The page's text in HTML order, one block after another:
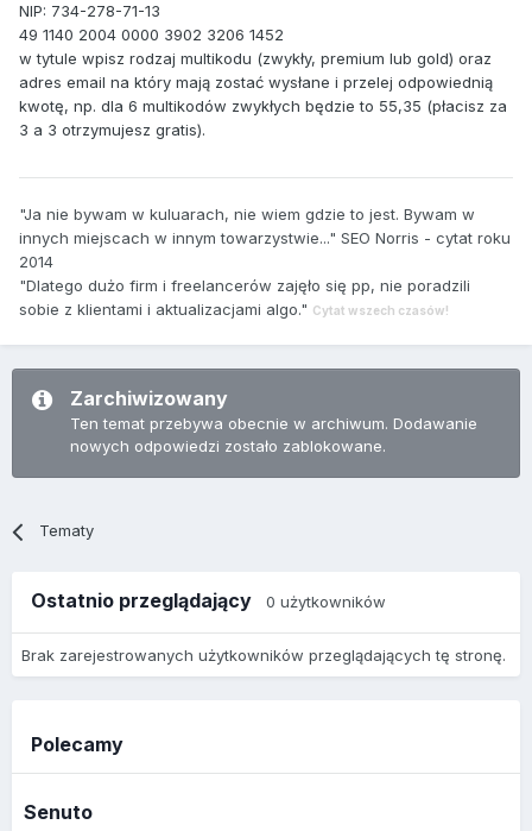
NIP: 734-278-71-13
49 1140 2004 0000 3902 3206 1452
w tytule wpisz rodzaj multikodu (zwykły, premium lub gold) oraz
adres email na który mają zostać wysłane i przelej odpowiednią
kwotę, np. dla 6 multikodów zwykłych będzie to 55,35 (płacisz za
3 a 3 otrzymujesz gratis).
"Ja nie bywam w kuluarach, nie wiem gdzie to jest. Bywam w
innych miejscach w innym towarzystwie..." SEO Norris - cytat roku
2014
"Dlatego dużo firm i freelancerów zajęło się pp, nie poradzili
sobie z klientami i aktualizacjami algo." Cytat wszech czasów!
Zarchiwizowany
Ten temat przebywa obecnie w archiwum. Dodawanie
nowych odpowiedzi zostało zablokowane.
Tematy
Ostatnio przeglądający 0 użytkowników
Brak zarejestrowanych użytkowników przeglądających tę stronę.
Polecamy
Senuto